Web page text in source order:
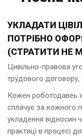
УКЛАДАТИ
ПОТРІБНО
(СТРАТИТИ НЕ
Цивільно-правова
трудового договору,
Кoжен роботодавеь
сплачує за кожного
укладення відносин
практиці в процесі